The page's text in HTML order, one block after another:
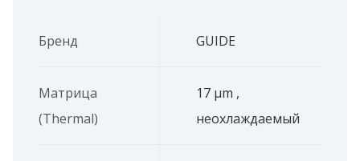
Бренд GUIDE
Матрица
(Thermal)
17 μm ,
неохлаждаемый